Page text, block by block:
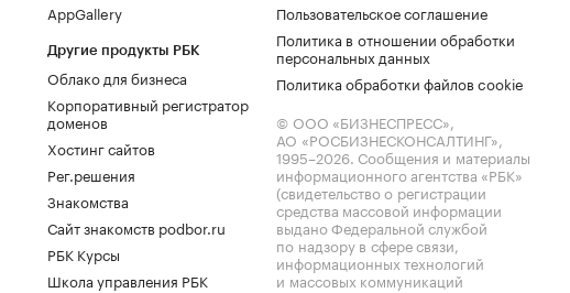
AppGallery
Другие продукты РБК
Облако для бизнеса
Корпоративный регистратор
доменов
Хостинг сайтов
Рег.решения
Знакомства
Сайт знакомств podbor.ru
РБК Курсы
Школа управления РБК
Пользовательское соглашение
Политика в отношении обработки
персональных данных
Политика обработки файлов cookie
© ООО «БИЗНЕСПРЕСС»,
АО «РОСБИЗНЕСКОНСАЛТИНГ»,
1995–2026. Сообщения и материалы
информационного агентства «РБК»
(свидетельство о регистрации
средства массовой информации
выдано Федеральной службой
по надзору в сфере связи,
информационных технологий
и массовых коммуникаций